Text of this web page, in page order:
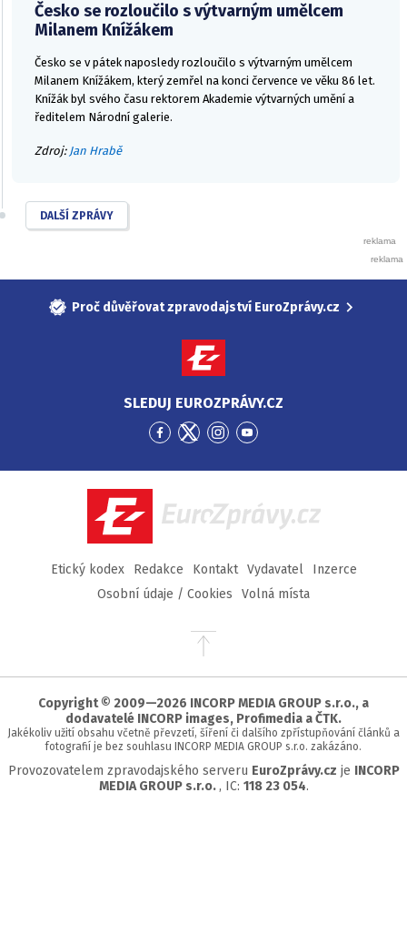
Česko se rozloučilo s výtvarným umělcem
Milanem Knížákem
Česko se v pátek naposledy rozloučilo s výtvarným umělcem
Milanem Knížákem, který zemřel na konci července ve věku 86 let.
Knížák byl svého času rektorem Akademie výtvarných umění a
ředitelem Národní galerie.
Zdroj: Jan Hrabě
DALŠÍ ZPRÁVY
Proč důvěřovat zpravodajství EuroZprávy.cz
SLEDUJ EUROZPRÁVY.CZ
Přejít
Facebook
Přejít
Twitter
Přejít
Instagram
Přejít
YouTube
EuroZprávy.cz
Etický kodex Redakce Kontakt Vydavatel
Inzerce
Osobní údaje / Cookies
Volná místa
Přejít
stránky
Copyright © 2009—2026 INCORP MEDIA GROUP s.r.o., a
dodavatelé INCORP images, Profimedia a ČTK.
Jakékoliv užití obsahu včetně převzetí, šíření či dalšího zpřístupňování článků a
fotografií je bez souhlasu INCORP MEDIA GROUP s.r.o. zakázáno.
Provozovatelem zpravodajského serveru EuroZprávy.cz je INCORP
MEDIA GROUP s.r.o. , IC: 118 23 054.